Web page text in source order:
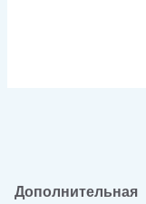
Дополнительная